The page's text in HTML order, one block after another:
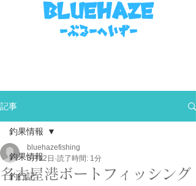
bluehaze
​－ぶるーへいずー
記事
釣果情報
釣行記
釣果情報
名古屋港ボートフィッシング
bluehazefishing
6月12日 読了時間: 1分